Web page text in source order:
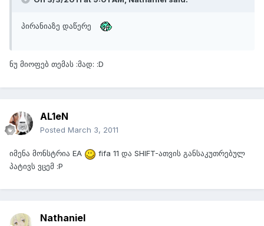
პირანიაზე დაწერე
ნუ მიოფებ თემას :მად: :D
AL1eN
Posted March 3, 2011
იმენა მონსტრია EA
fifa 11 და SHIFT-ათვის განსაკუთრებულ
პატივს ვცემ :P
Nathaniel